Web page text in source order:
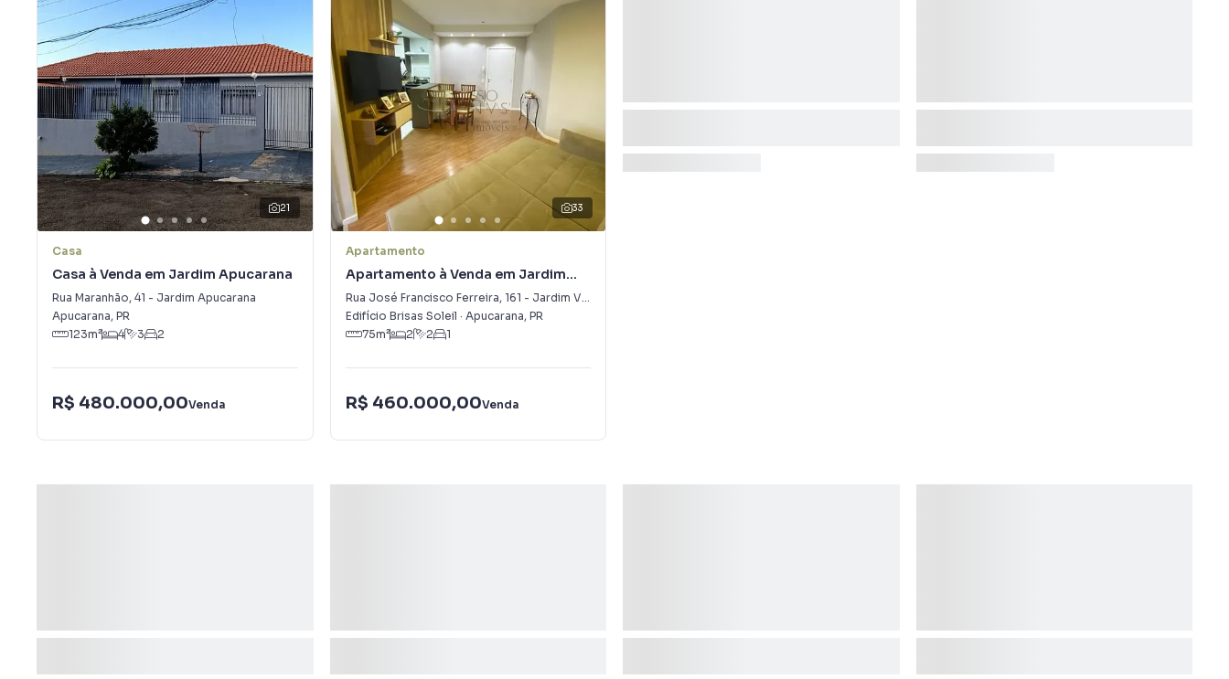
21
Casa
Casa à Venda em Jardim Apucarana
Rua Maranhão, 41 - Jardim Apucarana
Apucarana, PR
123m² 4 3 2
R$ 480.000,00Venda
33
Apartamento
Apartamento à Venda em Jardim
Vale do Sol
Rua José Francisco Ferreira, 161 - Jardim Vale do Sol
Edifício Brisas Soleil · Apucarana, PR
75m² 2 2 1
R$ 460.000,00Venda